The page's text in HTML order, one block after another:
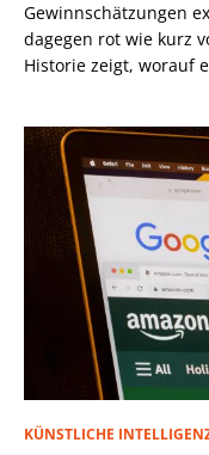
Gewinnschätzungen
dagegen rot wie kurz
Historie zeigt, worauf
KÜNSTLICHE